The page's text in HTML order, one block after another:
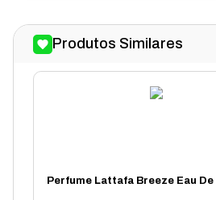
Produtos Similares
Perfume Lattafa Breeze Eau De